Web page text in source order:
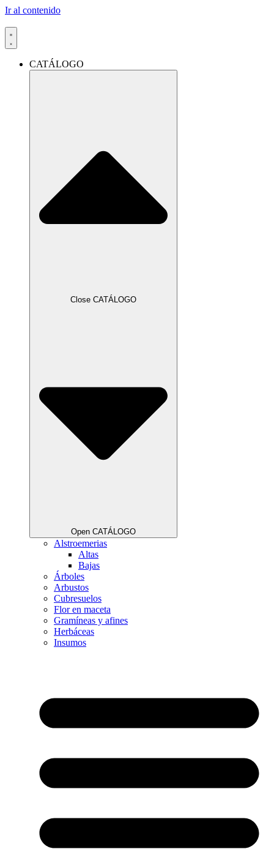
Ir al contenido
CATÁLOGO
Close CATÁLOGO
Open CATÁLOGO
Alstroemerias
Altas
Bajas
Árboles
Arbustos
Cubresuelos
Flor en maceta
Gramíneas y afines
Herbáceas
Insumos